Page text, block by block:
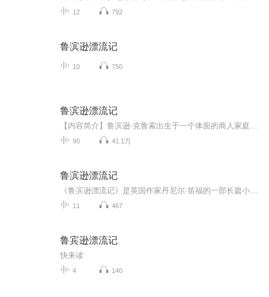
12 792
鲁滨逊漂流记
10 750
鲁滨逊漂流记
90 41.1万
鲁滨逊漂流记
11 467
鲁宾逊漂流记
快来读
4 140